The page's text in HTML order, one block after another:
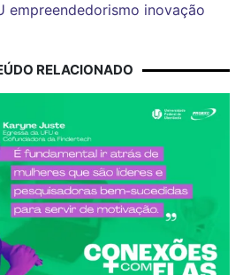
empreendedorismo inovação
RELACIONADO